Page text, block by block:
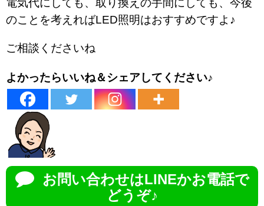
電気代にしても、取り換えの手間にしても、今後
のことを考えればLED照明はおすすめですよ♪
ご相談くださいね
よかったらいいね＆シェアしてください♪
お問い合わせはLINEかお電話で
どうぞ♪